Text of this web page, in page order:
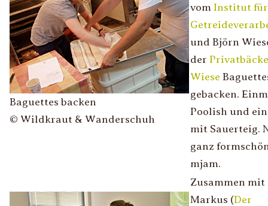
Baguettes backen
© Wildkraut & Wanderschuh
vom Institut für
und Björn
der
Wiese
gebacken.
Poolish und
mit Sauerteig.
ganz
mjam.
Zusammen mit
Markus (Der